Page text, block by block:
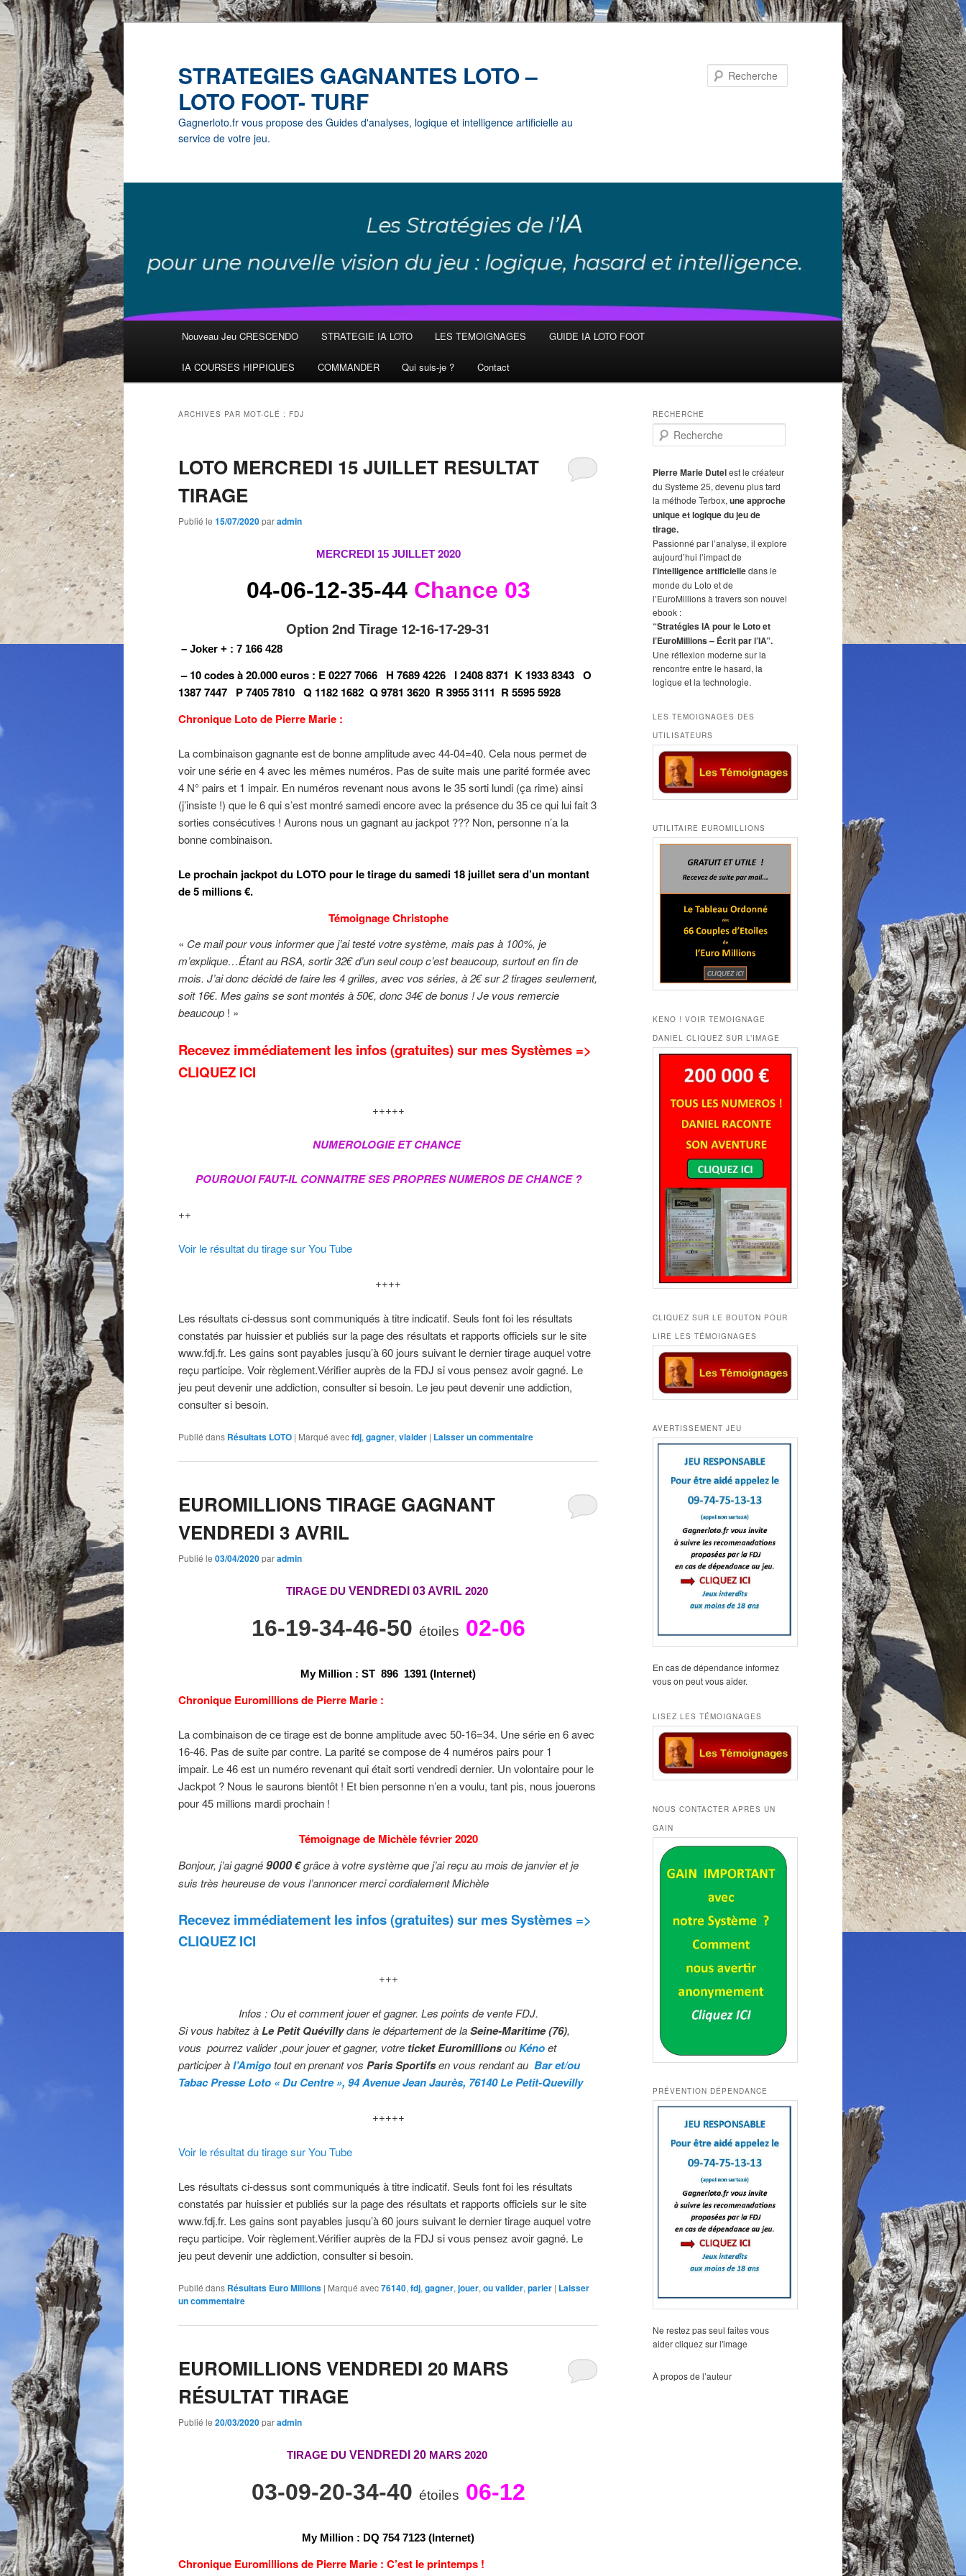
STRATEGIES GAGNANTES LOTO –
LOTO FOOT- TURF
Gagnerloto.fr vous propose des Guides d'analyses, logique et intelligence artificielle au
service de votre jeu.
Aller
au
contenu
Aller
au
contenu
Nouveau Jeu CRESCENDO STRATEGIE IA LOTO LES TEMOIGNAGES GUIDE IA LOTO FOOT
IA COURSES HIPPIQUES COMMANDER Qui suis-je ? Contact
ARCHIVES PAR MOT-CLÉ : FDJ
LOTO MERCREDI 15 JUILLET RESULTAT
TIRAGE
Publié le 15/07/2020paradmin
MERCREDI 15 JUILLET 2020
04-06-12-35-44 Chance 03
Option 2nd Tirage 12-16-17-29-31
– Joker + : 7 166 428
– 10 codes à 20.000 euros : E 0227 7066 H 7689 4226 I 2408 8371 K 1933 8343 O
1387 7447 P 7405 7810 Q 1182 1682 Q 9781 3620 R 3955 3111 R 5595 5928
Chronique Loto de Pierre Marie :
La combinaison gagnante est de bonne amplitude avec 44-04=40. Cela nous permet de
voir une série en 4 avec les mêmes numéros. Pas de suite mais une parité formée avec
4 N° pairs et 1 impair. En numéros revenant nous avons le 35 sorti lundi (ça rime) ainsi
(j’insiste !) que le 6 qui s’est montré samedi encore avec la présence du 35 ce qui lui fait 3
sorties consécutives ! Aurons nous un gagnant au jackpot ??? Non, personne n’a la
bonne combinaison.
Le prochain jackpot du LOTO pour le tirage du samedi 18 juillet sera d’un montant
de 5 millions €.
Témoignage Christophe
« Ce mail pour vous informer que j’ai testé votre système, mais pas à 100%, je
m’explique…Étant au RSA, sortir 32€ d’un seul coup c’est beaucoup, surtout en fin de
mois. J’ai donc décidé de faire les 4 grilles, avec vos séries, à 2€ sur 2 tirages seulement,
soit 16€. Mes gains se sont montés à 50€, donc 34€ de bonus ! Je vous remercie
beaucoup ! »
Recevez immédiatement les infos (gratuites) sur mes Systèmes =>
CLIQUEZ ICI
+++++
NUMEROLOGIE ET CHANCE
POURQUOI FAUT-IL CONNAITRE SES PROPRES NUMEROS DE CHANCE ?
++
Voir le résultat du tirage sur You Tube
++++
Les résultats ci-dessus sont communiqués à titre indicatif. Seuls font foi les résultats
constatés par huissier et publiés sur la page des résultats et rapports officiels sur le site
www.fdj.fr. Les gains sont payables jusqu’à 60 jours suivant le dernier tirage auquel votre
reçu participe. Voir règlement.Vérifier auprès de la FDJ si vous pensez avoir gagné. Le
jeu peut devenir une addiction, consulter si besoin. Le jeu peut devenir une addiction,
consulter si besoin.
Publié dans Résultats LOTO | Marqué avecfdj, gagner, vlaider | Laisser un commentaire
EUROMILLIONS TIRAGE GAGNANT
VENDREDI 3 AVRIL
Publié le 03/04/2020paradmin
TIRAGE DU VENDREDI 03 AVRIL2020
16-19-34-46-50 étoiles 02-06
My Million : ST 896 1391 (Internet)
Chronique Euromillions de Pierre Marie :
La combinaison de ce tirage est de bonne amplitude avec 50-16=34. Une série en 6 avec
16-46. Pas de suite par contre. La parité se compose de 4 numéros pairs pour 1
impair. Le 46 est un numéro revenant qui était sorti vendredi dernier. Un volontaire pour le
Jackpot ? Nous le saurons bientôt ! Et bien personne n’en a voulu, tant pis, nous jouerons
pour 45 millions mardi prochain !
Témoignagede Michèle février 2020
Bonjour, j’ai gagné9000€grâce à votre système que j’ai reçu au mois de janvier et je
suis très heureuse de vous l’annoncer merci cordialement Michèle
Recevez immédiatement les infos (gratuites) sur mes Systèmes =>
CLIQUEZ ICI
+++
Infos : Ou et comment jouer et gagner. Les points de vente FDJ.
Si vous habitez àLe Petit Quévillydans le département de laSeine-Maritime (76),
vous pourrez valider ,pour jouer et gagner, votre ticket EuromillionsouKénoet
participer àl’Amigotout en prenant vos Paris Sportifsen vous rendant au Bar et/ou
Tabac Presse Loto « Du Centre », 94 Avenue Jean Jaurès, 76140 Le Petit-Quevilly
+++++
Voir le résultat du tirage sur You Tube
Les résultats ci-dessus sont communiqués à titre indicatif. Seuls font foi les résultats
constatés par huissier et publiés sur la page des résultats et rapports officiels sur le site
www.fdj.fr. Les gains sont payables jusqu’à 60 jours suivant le dernier tirage auquel votre
reçu participe. Voir règlement.Vérifier auprès de la FDJ si vous pensez avoir gagné. Le
jeu peut devenir une addiction, consulter si besoin.
Publié dans Résultats Euro Millions | Marqué avec76140, fdj, gagner, jouer, ou valider, parier | Laisser
un commentaire
EUROMILLIONS VENDREDI 20 MARS
RÉSULTAT TIRAGE
Publié le 20/03/2020paradmin
TIRAGE DU VENDREDI 20MARS 2020
03-09-20-34-40 étoiles 06-12
My Million : DQ 7547123 (Internet)
Chronique Euromillions de Pierre Marie : C’est le printemps !
RECHERCHE
e
h
e
r
c
h
e
Pierre Marie Dutelest le créateur
du Système 25, devenu plus tard
la méthode Terbox, une approche
unique et logique du jeu de
tirage.
Passionné par l’analyse, il explore
aujourd’hui l’impact de
l’intelligence artificielledans le
monde du Loto et de
l’EuroMillions à travers son nouvel
ebook :
“Stratégies IA pour le Loto et
l’EuroMillions – Écrit par l’IA”.
Une réflexion moderne sur la
rencontre entre le hasard, la
logique et la technologie.
LES TEMOIGNAGES DES
UTILISATEURS
UTILITAIRE EUROMILLIONS
KENO ! VOIR TEMOIGNAGE
DANIEL CLIQUEZ SUR L’IMAGE
CLIQUEZ SUR LE BOUTON POUR
LIRE LES TÉMOIGNAGES
AVERTISSEMENT JEU
En cas de dépendance informez
vous on peut vous aider.
LISEZ LES TÉMOIGNAGES
NOUS CONTACTER APRÈS UN
GAIN
PRÉVENTION DÉPENDANCE
Ne restez pas seul faites vous
aider cliquez sur l'image
À propos de l’auteur